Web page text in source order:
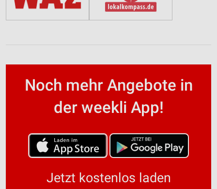
Noch mehr Angebote in
der weekli App!
Jetzt kostenlos laden